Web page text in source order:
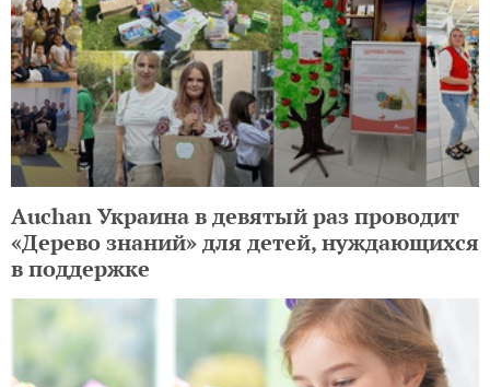
Auchan Украина в девятый раз проводит
«Дерево знаний» для детей, нуждающихся
в поддержке